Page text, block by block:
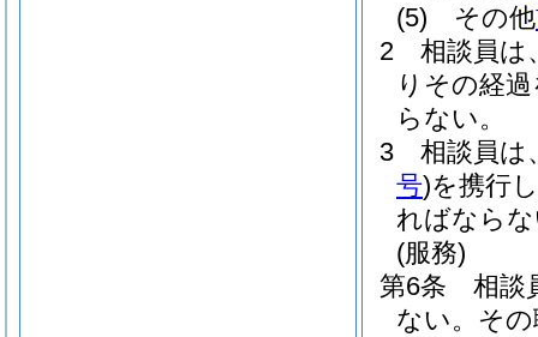
(5)
その他
2
相談員は
りその経
らない。
3
相談員は
号)を携行
ればなら
(服務)
第6条
相談
ない。 そ